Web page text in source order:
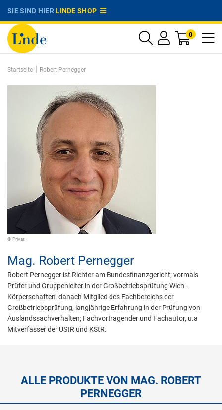
SIE SIND HIERLINDE SHOP
0
Startseite | Robert Pernegger
© Privat
Mag. Robert Pernegger
Robert Pernegger ist Richter am Bundesfinanzgericht; vormals
Prüfer und Gruppenleiter in der Großbetriebsprüfung Wien -
Körperschaften, danach Mitglied des Fachbereichs der
Großbetriebsprüfung, langjährige Erfahrung in der Prüfung von
Auslandssachverhalten; Fachvortragender und Fachautor, u.a
Mitverfasser der UStR und KStR.
ALLE PRODUKTE VON MAG. ROBERT
PERNEGGER